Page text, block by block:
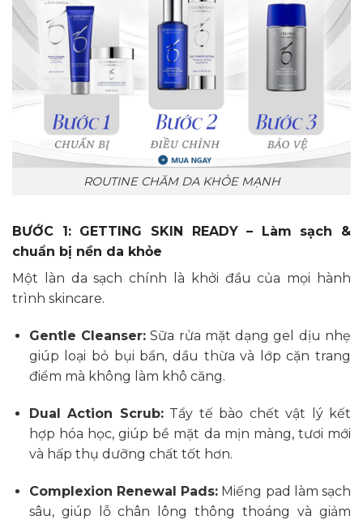
ROUTINE CHĂM DA KHỎE MẠNH
BƯỚC 1: GETTING SKIN READY – Làm sạch &
chuẩn bị nền da khỏe
Một làn da sạch chính là khởi đầu của mọi hành
trình skincare.
Gentle Cleanser: Sữa rửa mặt dạng gel dịu nhẹ
giúp loại bỏ bụi bẩn, dầu thừa và lớp cặn trang
điểm mà không làm khô căng.
Dual Action Scrub:Tẩy tế bào chết vật lý kết
hợp hóa học, giúp bề mặt da mịn màng, tươi mới
và hấp thụ dưỡng chất tốt hơn.
Complexion Renewal Pads: Miếng pad làm sạch
sâu, giúp lỗ chân lông thông thoáng và giảm